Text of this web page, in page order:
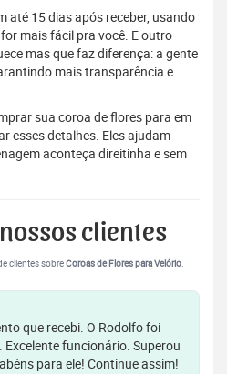
até 15 dias após receber, usando
mais fácil pra você. E outro
mas que faz diferença: a gente
mais transparência e
sua coroa de flores para em
esses detalhes. Eles ajudam
aconteça direitinha e sem
clientes
clientes sobreCoroas de Flores para Velório.
que recebi. O Rodolfo foi
funcionário. Superou
para ele! Continue assim!